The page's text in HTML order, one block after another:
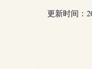
更新时间：